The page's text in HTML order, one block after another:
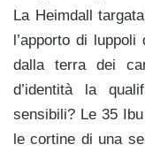
La Heimdall targata
l’apporto di
dalla terra dei
d’identità la
sensibili? Le 35
le cortine di una